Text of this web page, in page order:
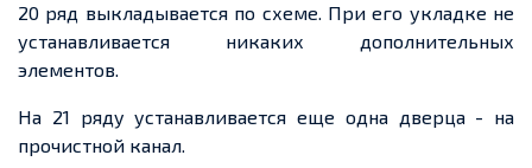
20 ряд выкладывается по схеме. При его укладке не
устанавливается никаких дополнительных
элементов.
На 21 ряду устанавливается еще одна дверца - на
прочистной канал.